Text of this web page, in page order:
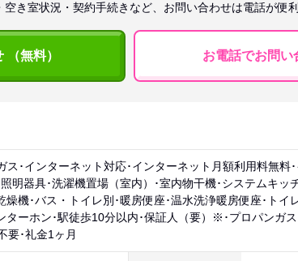
空き室状況・契約手続きなど、お問い合わせは電話が便利
無料） お電話でお問い
ス･インターネット対応･インターネット月額利用料無料
明器具･洗濯機置場（室内）･室内物干機･システムキッ
燥機･バス・トイレ別･暖房便座･温水洗浄暖房便座･トイ
ターホン･駅徒歩10分以内･保証人（要）※･プロパンガ
要･礼金1ヶ月